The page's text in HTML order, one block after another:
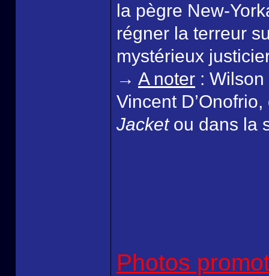
la pègre New-
régner la terreur
mystérieux
→ A noter :
Vincent
Jacketou dans la
Photos